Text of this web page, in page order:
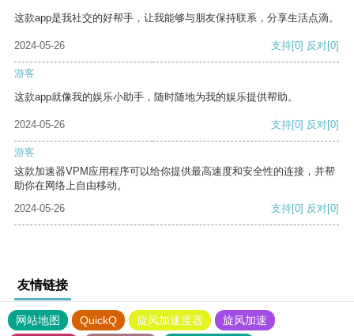
这款app是我社交的好帮手，让我能够与朋友保持联系，分享生活点滴。
2024-05-26 支持[0] 反对[0]
游客
这款app就像我的娱乐小助手，随时随地为我的娱乐提供帮助。
2024-05-26 支持[0] 反对[0]
游客
这款加速器VPM应用程序可以给你提供最高速度和安全性的连接，并帮
助你在网络上自由移动。
2024-05-26
支持[0] 反对[0]
友情链接
网站地图 QuickQ 旋风加速度器
旋风加速